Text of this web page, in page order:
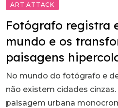
ART ATTACK
Fotógrafo registra
mundo e os
paisagens
No mundo do fotógrafo e
não existem cidades
paisagem urbana